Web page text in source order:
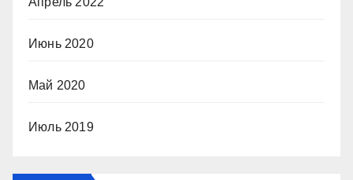
Июнь 2020
Май 2020
Июль 2019